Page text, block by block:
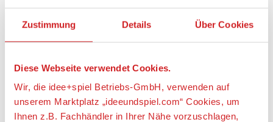
Zustimmung Details Über Cookies
Diese Webseite verwendet Cookies.
Wir, die idee+spiel Betriebs-GmbH, verwenden auf
unserem Marktplatz „ideeundspiel.com“ Cookies, um
Ihnen z.B. Fachhändler in Ihrer Nähe vorzuschlagen,
• Das Set enthält neue Minifiguren von Emmet und
• Ultrakatty verfügt über ein Minifiguren-Cockpit mit
Zügeln, einen beweglichen Kopf mit 3 verschiedenen
Gesichtsausdrücken sowie über einen beweglichen
Schwanz und bewegliche Beine.